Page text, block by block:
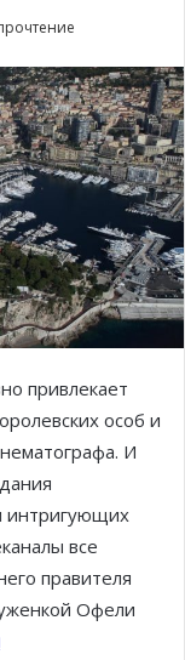
привлекает
особ и
И
интригующих
все
правителя
Офели